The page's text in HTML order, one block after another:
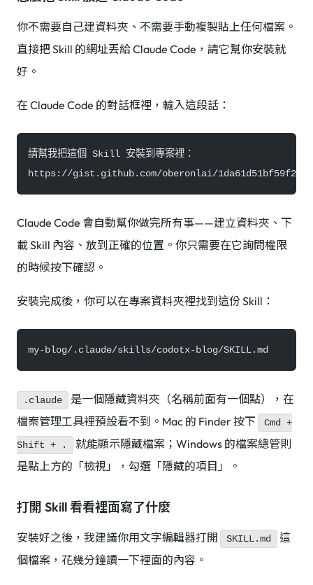
你不需要自己建資料夾、不需要手動複製貼上任何檔案。
直接把 Skill 的網址丟給 Claude Code，請它幫你安裝就
好。
在 Claude Code 的對話框裡，輸入這段話：
請幫我把這個 Skill 安裝到專案裡：
https://gist.github.com/oberonlai/
Claude Code 會自動幫你做完所有事——建立資料夾、下
載 Skill 內容、放到正確的位置。你只需要在它詢問權限
的時候按下確認。
安裝完成後，你可以在專案資料夾裡找到這份 Skill：
my-blog/.claude/skills/codotx-blog/SKILL.md
.claude
是一個隱藏資料夾（名稱前面有一個點），在
檔案管理工具裡預設看不到。Mac 的 Finder 按下
Cmd +
Shift + .
就能顯示隱藏檔案；Windows 的檔案總管則
是點上方的「檢視」，勾選「隱藏的項目」。
打開 Skill 看看裡面寫了什麼
安裝好之後，我建議你用文字編輯器打開 SKILL.md
這
個檔案，花幾分鐘讀一下裡面的內容。